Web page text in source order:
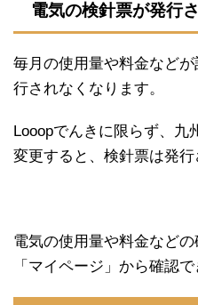
電気の検針票が発行
毎月の使用量や料金など
行されなくなります。
Looopでんきに限らず、九
変更すると、検針票は発行
電気の使用量や料金など
「マイページ」から確認で